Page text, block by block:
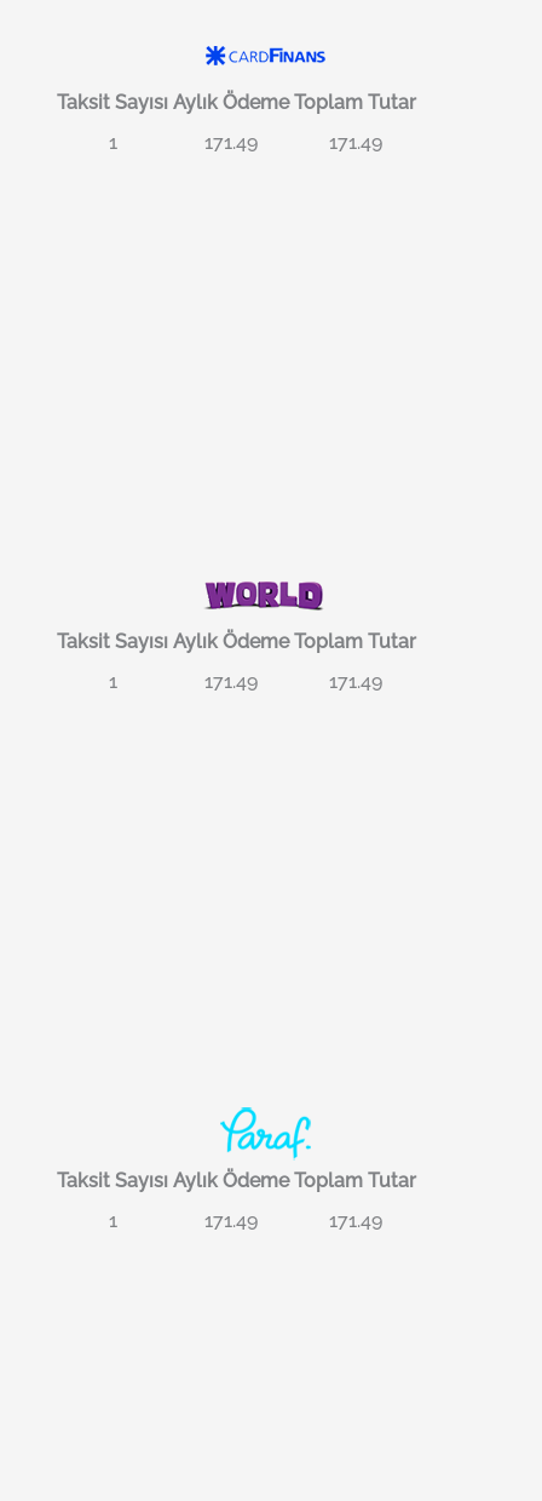
Taksit Sayısı Aylık Ödeme Toplam Tutar
1
171.49 171.49
Taksit Sayısı Aylık Ödeme Toplam Tutar
1
171.49 171.49
Taksit Sayısı Aylık Ödeme Toplam Tutar
1
171.49 171.49